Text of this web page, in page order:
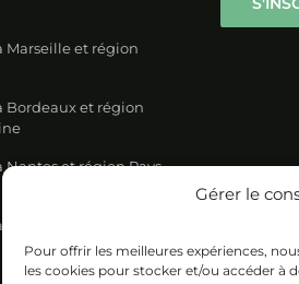
Gérer le
Pour offrir les meilleures expériences,
les cookies pour stocker et/ou accéder à
Marseille et région
Bordeaux et région
et région Pays-
et région Nord